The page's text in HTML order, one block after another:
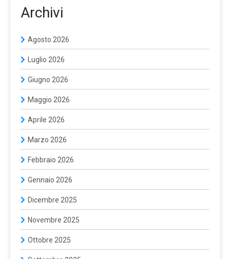
Archivi
Agosto 2026
Luglio 2026
Giugno 2026
Maggio 2026
Aprile 2026
Marzo 2026
Febbraio 2026
Gennaio 2026
Dicembre 2025
Novembre 2025
Ottobre 2025